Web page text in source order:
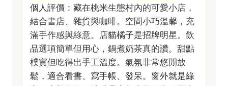
個人評價：藏在桃米生態村內的可愛小店，
結合書店、雜貨與咖啡。空間小巧溫馨，充
滿手作感與綠意。店貓橘子是招牌明星。飲
品選項簡單但用心，鍋煮奶茶真的讚。甜點
樸實但吃得出手工溫度。氣氛非常悠閒放
鬆，適合看書、寫手帳、發呆。窗外就是綠